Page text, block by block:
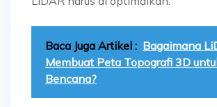
Baca Juga Artikel : Bagaimana
Membuat Peta Topografi 3D
Bencana?